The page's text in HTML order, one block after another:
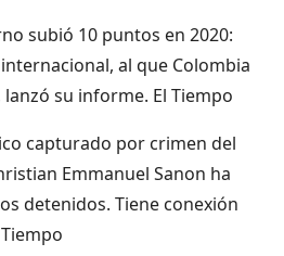
subió 10 puntos en 2020:
al que Colombia
su informe. El Tiempo
capturado por crimen del
Emmanuel Sanon ha
detenidos. Tiene conexión